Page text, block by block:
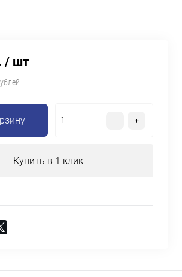
/ шт
Купить в 1 клик